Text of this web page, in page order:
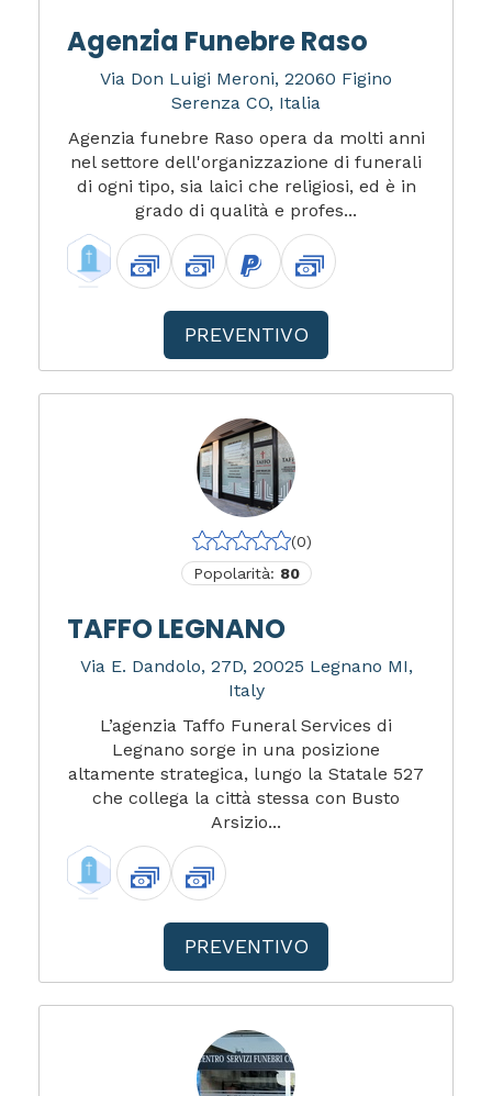
Agenzia Funebre Raso
Via Don Luigi Meroni, 22060 Figino
Serenza CO, Italia
Agenzia funebre Raso opera da molti anni
nel settore dell'organizzazione di funerali
di ogni tipo, sia laici che religiosi, ed è in
grado di qualità e profes...
PREVENTIVO
(0)
Popolarità: 80
TAFFO LEGNANO
Via E. Dandolo, 27D, 20025 Legnano MI,
Italy
L’agenzia Taffo Funeral Services di
Legnano sorge in una posizione
altamente strategica, lungo la Statale 527
che collega la città stessa con Busto
Arsizio...
PREVENTIVO